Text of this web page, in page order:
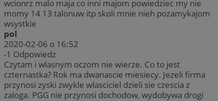
wcionrz malo maja co inni majom powiedziec my nie
momy 14 13 talonuw itp skoli mnie nieh pozamykajom
wsystkie
pol
2020-02-06 o 16:52
-1 Odpowiedz
Czytam i wlasnym oczom nie wierze. Co to jest
czternastka? Rok ma dwanascie miesiecy. Jezeli firma
przynosi zyski zwykle wlasciciel dzieli sie czescia z
zaloga. PGG nie przynosi dochodow, wydobywa drogi